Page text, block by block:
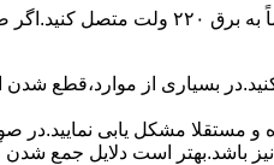
۲٫ ﻣﻮﺗﻮر ﺗﺎﯾﻤﺮ لباسشویی ﺳﻮﺧﺘﻪ اﺳﺖ.نحوه رﻓﻊ:سیمهای ﺑﻮﺑﯿﻦ ﻣﻮﺗﻮر ﺗﺎﯾﻤﺮ ماشین لباسشویی را از ﺳﺎﯾﺮ قسمتهای ﻣﺪار ﺟﺪا کرده و مستقیماً
ﺑﺴﯿﺎری از موارد،ﻗﻄﻊ ﺷﺪن
و مستقلا مشکل یابی نمایید.در
باشد.بهتر است دلایل جمع شدن